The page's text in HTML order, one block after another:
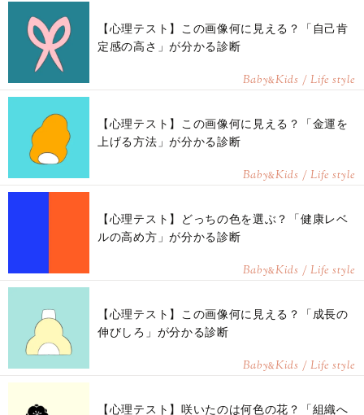
【心理テスト】この画像何に見える？「自己肯
定感の高さ」が分かる診断
Baby&Kids / Life style
【心理テスト】この画像何に見える？「金運を
上げる方法」が分かる診断
Baby&Kids / Life style
【心理テスト】どっちの色を選ぶ？「健康レベ
ルの高め方」が分かる診断
Baby&Kids / Life style
【心理テスト】この画像何に見える？「成長の
伸びしろ」が分かる診断
Baby&Kids / Life style
【心理テスト】咲いたのは何色の花？「組織へ